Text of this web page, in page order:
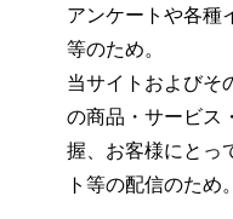
アンケートや各種
等のため。
当サイトおよびそ
の商品・サービス
握、お客様にとっ
ト等の配信のため。